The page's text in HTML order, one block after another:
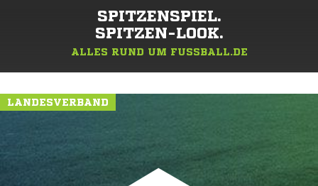
SPITZENSPIEL.
SPITZEN-LOOK.
ALLES RUND UM FUSSBALL.DE
LANDESVERBAND